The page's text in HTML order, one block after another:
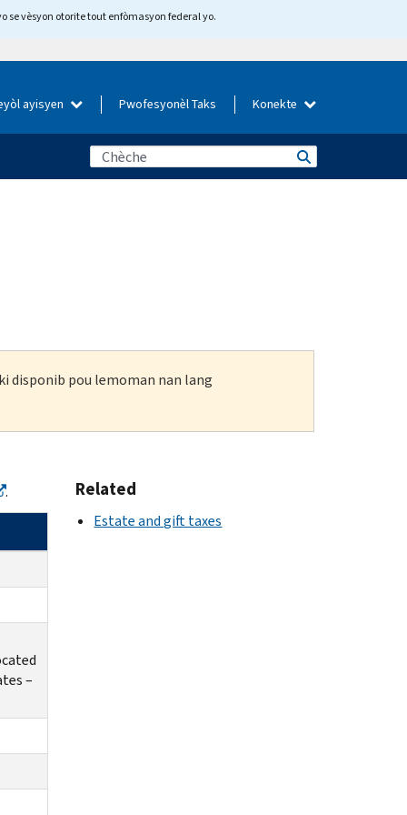
se vèsyon otorite tout enfòmasyon federal yo.
ayisyen Pwofesyonèl Taks Konekte
disponib pou lemoman nan lang
.
–
Related
Estate and gift taxes